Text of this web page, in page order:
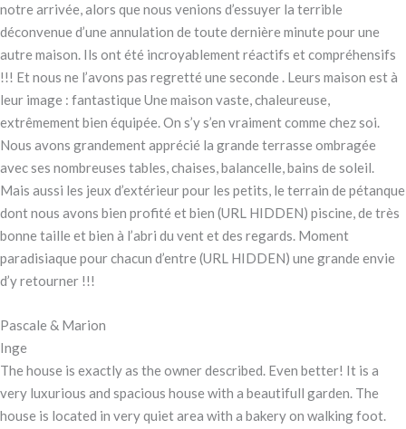
notre arrivée, alors que nous venions d’essuyer la terrible
déconvenue d’une annulation de toute dernière minute pour une
autre maison. Ils ont été incroyablement réactifs et compréhensifs
!!! Et nous ne l’avons pas regretté une seconde . Leurs maison est à
leur image : fantastique Une maison vaste, chaleureuse,
extrêmement bien équipée. On s’y s’en vraiment comme chez soi.
Nous avons grandement apprécié la grande terrasse ombragée
avec ses nombreuses tables, chaises, balancelle, bains de soleil.
Mais aussi les jeux d’extérieur pour les petits, le terrain de pétanque
dont nous avons bien profité et bien (URL HIDDEN) piscine, de très
bonne taille et bien à l’abri du vent et des regards. Moment
paradisiaque pour chacun d’entre (URL HIDDEN) une grande envie
d’y retourner !!!
Pascale & Marion
Inge
The house is exactly as the owner described. Even better! It is a
very luxurious and spacious house with a beautifull garden. The
house is located in very quiet area with a bakery on walking foot.